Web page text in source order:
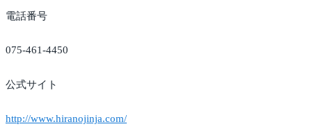
電話番号
075-461-4450
公式サイト
http://www.hiranojinja.com/